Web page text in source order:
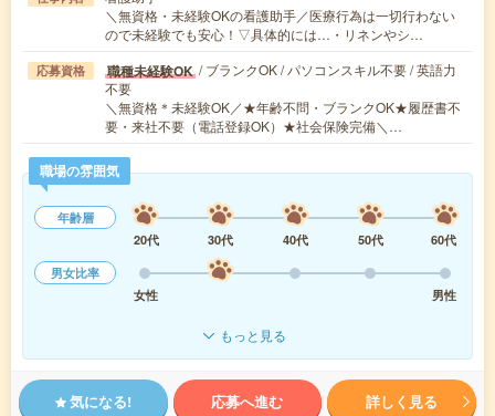
＼無資格・未経験OKの看護助手／医療行為は一切行わない
ので未経験でも安心！▽具体的には…・リネンやシ…
応募資格 職種未経験OK / ブランクOK / パソコンスキル不要 / 英語力
不要
＼無資格＊未経験OK／★年齢不問・ブランクOK★履歴書不
要・来社不要（電話登録OK）★社会保険完備＼…
職場の雰囲気
年齢層
20代
30代 40代 50代
60代
男女比率
女性
男性
もっと見る
気になる! 応募へ進む 詳しく見る